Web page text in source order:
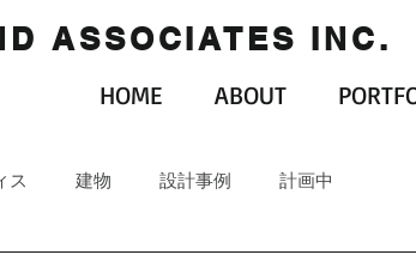
ASSOCIATES INC.
HOME ABOUT
ス 建物 設計事例 計画中